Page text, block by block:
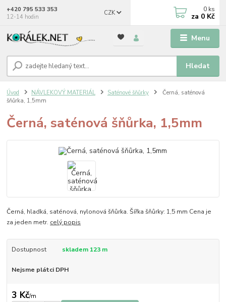
Menu
CZK
Hledat
+420 795 533 353
12-14 hodin
0 ks
za 0 Kč
Úvod NÁVLEKOVÝ MATERIÁL Saténové šňůrky
Černá, saténová
šňůrka, 1,5mm
Černá, saténová šňůrka, 1,5mm
Černá, hladká, saténová, nylonová šňůrka. Šířka šňůrky: 1,5 mm Cena je
za jeden metr. celý popis
Dostupnost skladem 123 m
Nejsme plátci DPH
3 Kč/m